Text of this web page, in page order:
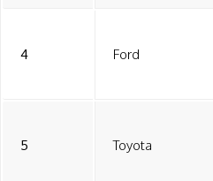
4 Ford
5 Toyota